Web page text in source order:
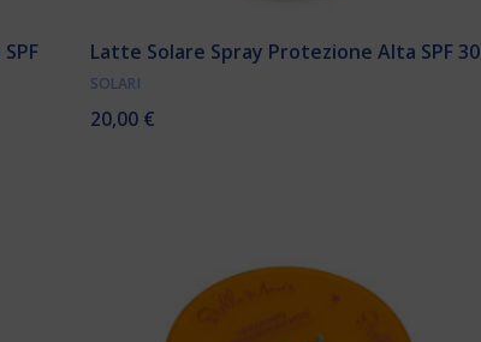
Latte Solare Spray Protezione Alta SPF 30
SOLARI
20,00 €